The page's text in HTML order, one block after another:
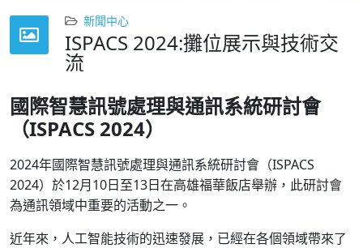
新聞中心
ISPACS 2024:攤位展示與技術交
流
國際智慧訊號處理與通訊系統研討會
（ISPACS 2024）
2024年國際智慧訊號處理與通訊系統研討會（ISPACS
2024）於12月10日至13日在高雄福華飯店舉辦，此研討會
為通訊領域中重要的活動之一。
近年來，人工智能技術的迅速發展，已經在各個領域帶來了